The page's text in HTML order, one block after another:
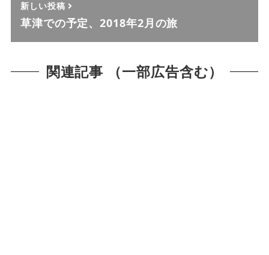
新しい投稿
草津での予定、2018年2月の旅
関連記事 （一部広告含む）